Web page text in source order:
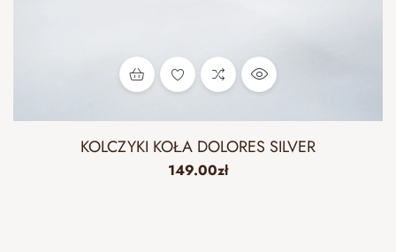
KOLCZYKI KOŁA DOLORES SILVER
149.00zł